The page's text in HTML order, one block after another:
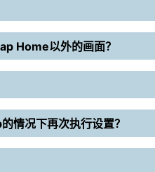
Home以外的画面？
情况下再次执行设置？